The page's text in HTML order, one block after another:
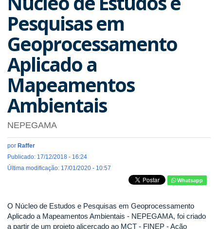
Pesquisas em
Geoprocessamento
Aplicado a
Mapeamentos
Ambientais
NEPEGAMA
por Raffer
Publicado: 17/12/2018 - 16:24
Última modificação: 17/01/2020 - 10:57
Whatsapp
O Núcleo de Estudos e Pesquisas em Geoprocessamento
Aplicado a Mapeamentos Ambientais - NEPEGAMA, foi criado
a partir de um projeto alicerçado ao MCT - FINEP - Ação